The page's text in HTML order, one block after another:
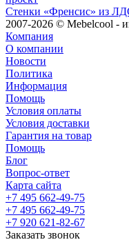
Стенки «Френсис» из
2007-2026 © Mebelcool -
Компания
О компании
Новости
Политика
Информация
Помощь
Условия оплаты
Условия доставки
Гарантия на товар
Помощь
Блог
Вопрос-ответ
Карта сайта
+7 495 662-49-75
+7 495 662-49-75
+7 920 621-82-67
Заказать звонок